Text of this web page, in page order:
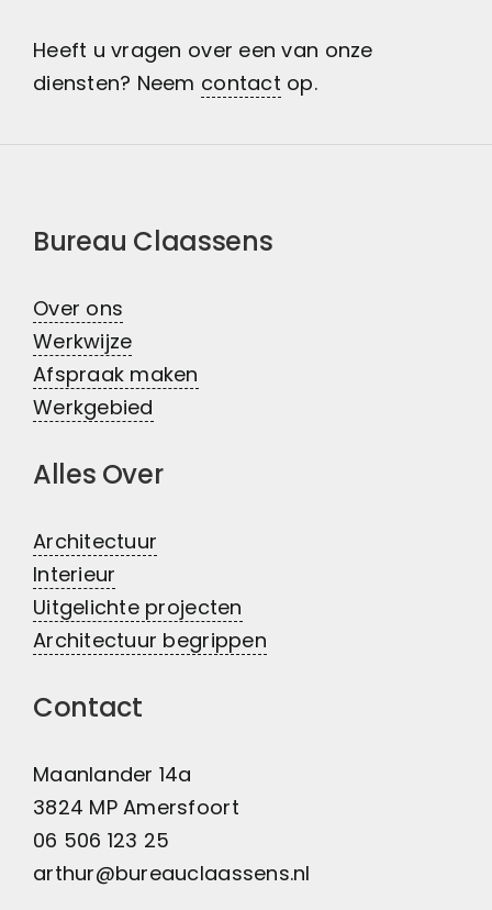
Heeft u vragen over een van onze
diensten? Neem contact op.
Bureau Claassens
Over ons
Werkwijze
Afspraak maken
Werkgebied
Alles Over
Architectuur
Interieur
Uitgelichte projecten
Architectuur begrippen
Contact
Maanlander 14a
3824 MP Amersfoort
06 506 123 25
arthur@bureauclaassens.nl